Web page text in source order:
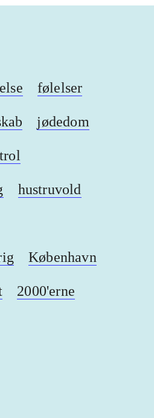
følelser
jødedom
hustruvold
København
2000'erne